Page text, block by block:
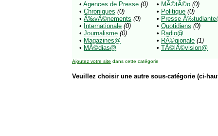
• Agences de Presse (0)
• Chroniques (0)
• Ã‰vÃ©nements (0)
• Internationale (0)
• Journalisme (0)
• Magazines@
• MÃ©dias@
• MÃ©tÃ©o (0)
• Politique (0)
• Presse
• Quotidiens (0)
• Radio@
• RÃ©gionale (1)
• TÃ©lÃ©vision@
Ajoutez votre site dans cette catégorie
Veuillez choisir une autre sous-catégorie (ci-